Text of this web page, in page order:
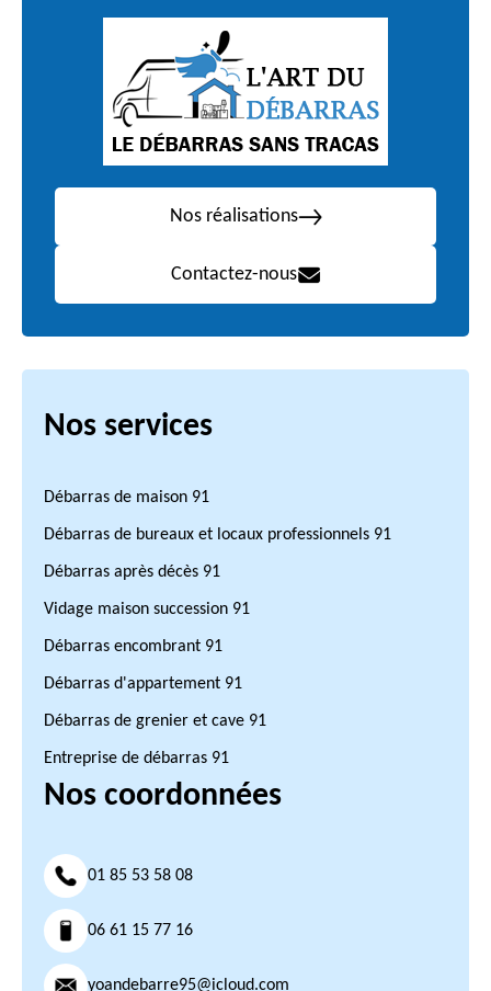
Nos réalisations
Contactez-nous
Nos services
Débarras de maison 91
Débarras de bureaux et locaux professionnels 91
Débarras après décès 91
Vidage maison succession 91
Débarras encombrant 91
Débarras d'appartement 91
Débarras de grenier et cave 91
Entreprise de débarras 91
Nos coordonnées
01 85 53 58 08
06 61 15 77 16
yoandebarre95@icloud.com